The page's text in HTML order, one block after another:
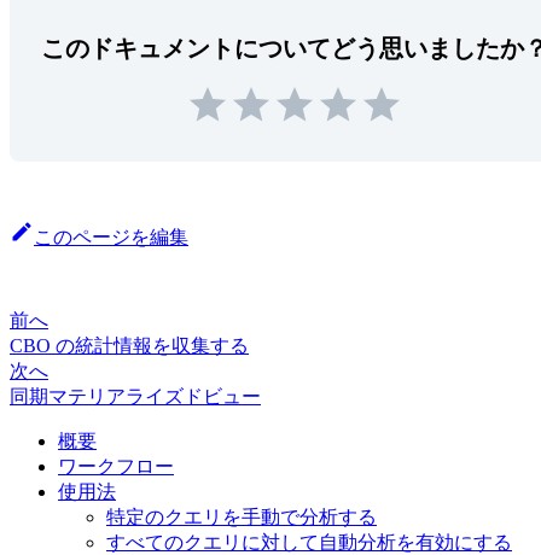
このドキュメントについてどう思いましたか
このページを編集
前へ
CBO の統計情報を収集する
次へ
同期マテリアライズドビュー
概要
ワークフロー
使用法
特定のクエリを手動で分析する
すべてのクエリに対して自動分析を有効にする